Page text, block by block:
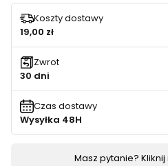
Koszty dostawy
19,00 zł
Zwrot
30 dni
Czas dostawy
Wysyłka 48H
Masz pytanie?